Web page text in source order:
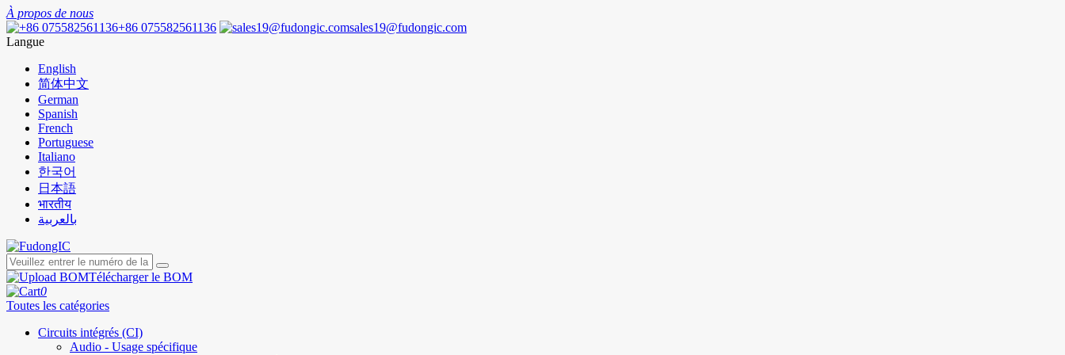
À propos de nous
+86 075582561136
sales19@fudongic.com
Langue
English
简体中文
German
Spanish
French
Portuguese
Italiano
한국어
日本語
भारतीय
بالعربية
Télécharger le BOM
0
Toutes les catégories
Circuits intégrés (CI)
Audio - Usage spécifique